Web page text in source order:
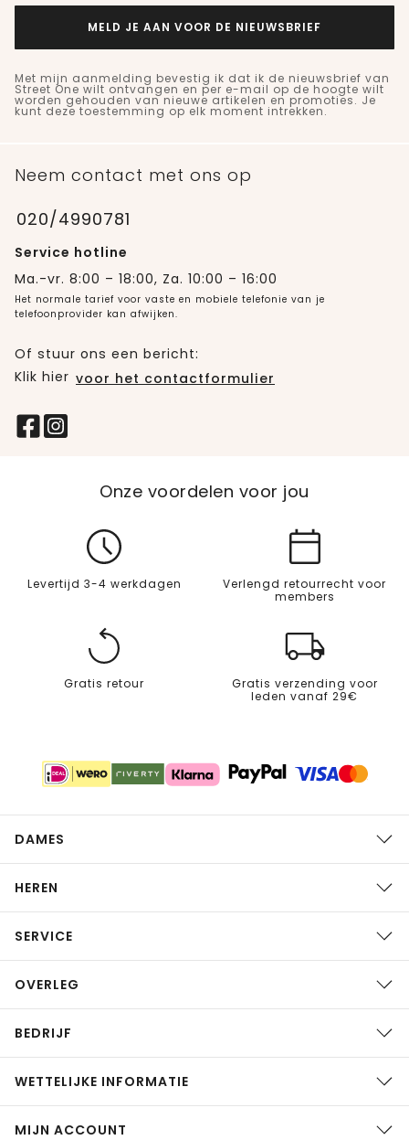
MELD JE AAN VOOR DE NIEUWSBRIEF
Met mijn aanmelding bevestig ik dat ik de nieuwsbrief van
Street One wilt ontvangen en per e-mail op de hoogte wilt
worden gehouden van nieuwe artikelen en promoties. Je
kunt deze toestemming op elk moment intrekken.
Neem contact met ons op
020/4990781
Service hotline
Ma.-vr. 8:00 – 18:00, Za. 10:00 – 16:00
Het normale tarief voor vaste en mobiele telefonie van je
telefoonprovider kan afwijken.
Of stuur ons een bericht:
Klik hier voor het contactformulier
Onze voordelen voor jou
Levertijd 3-4 werkdagen
Verlengd retourrecht voor
members
Gratis retour
Gratis verzending voor
leden vanaf 29€
DAMES
HEREN
SERVICE
OVERLEG
BEDRIJF
WETTELIJKE INFORMATIE
MIJN ACCOUNT